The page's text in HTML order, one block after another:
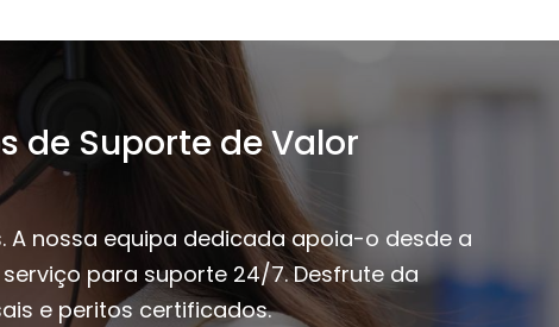
de Suporte de Valor
A nossa equipa dedicada apoia-o desde a
para suporte 24/7. Desfrute da
e peritos certificados.